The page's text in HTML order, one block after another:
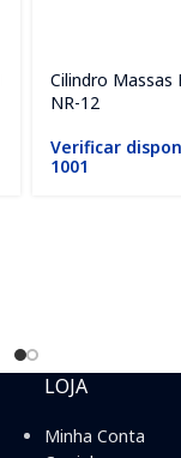
Cilindro
NR-12
Verificar
1001
LOJA
Minha Conta